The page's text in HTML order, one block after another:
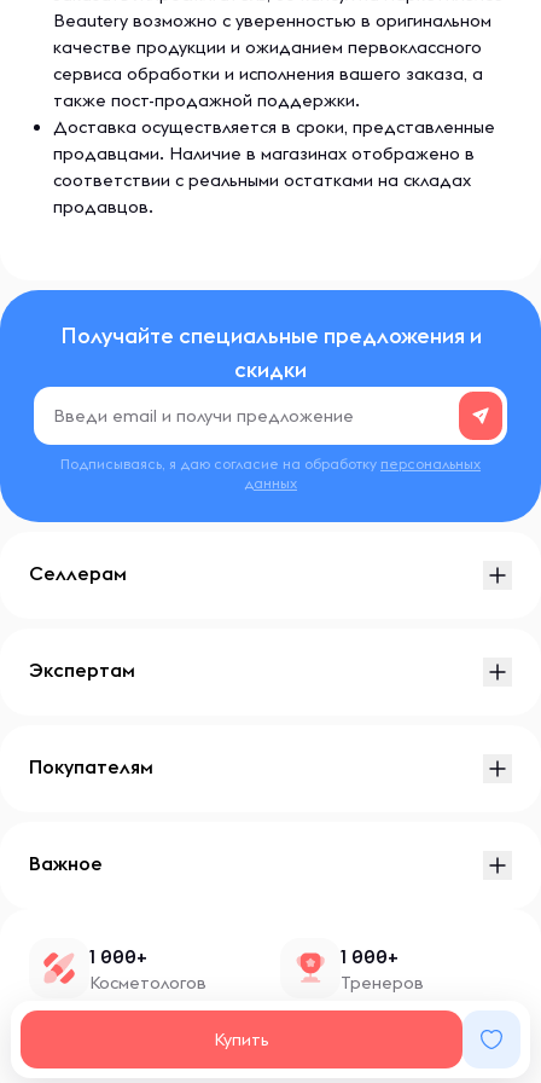
ценности бренда — честный состав, чистый вкус и
понятный результат. Wonder Whey не обещает чудес, но
помогает шаг за шагом делать невозможное
возможным.
Beautery возможно с уверенностью в оригинальном
качестве продукции и ожиданием первоклассного
сервиса обработки и исполнения вашего заказа, а
также пост-продажной поддержки.
Доставка осуществляется в сроки, представленные
продавцами. Наличие в магазинах отображено в
соответствии с реальными остатками на складах
продавцов.
Получайте специальные предложения и
скидки
Подписываясь, я даю согласие на обработку персональных
данных
Купить
Селлерам
Экспертам
Покупателям
Важное
1 000+
Косметологов
1 000+
Тренеров